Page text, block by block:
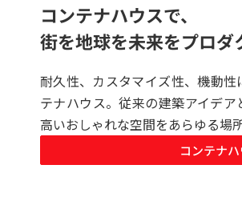
コンテナハウスで、
街を地球を未来をプロダ
耐久性、カスタマイズ性、機動
テナハウス。従来の建築アイデ
高いおしゃれな空間をあらゆる場
コンテナ